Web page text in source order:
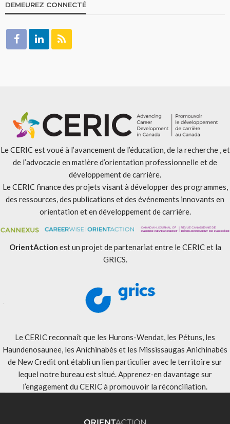
DEMEUREZ CONNECTÉ
Le CERIC est voué à l’avancement de l’éducation, de la recherche , et
de l’advocacie en matière d’orientation professionnelle et de
développement de carrière.
Le CERIC finance des projets visant à développer des programmes,
des ressources, des publications et des événements innovants en
orientation et en développement de carrière.
OrientAction est un projet de partenariat entre le CERIC et la
GRICS.
Le CERIC reconnaît que les Hurons-Wendat, les Pétuns, les
Haundenosaunee, les Anichinabés et les Mississaugas Anichinabés
de New Credit ont établi un lien particulier avec le territoire sur
lequel notre bureau est situé. Apprenez-en davantage sur
l’engagement du CERIC à promouvoir la réconciliation.